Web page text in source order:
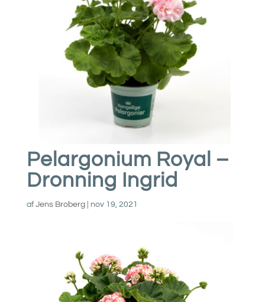
Pelargonium Royal –
Dronning Ingrid
af Jens Broberg| nov 19, 2021